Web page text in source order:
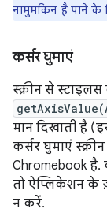
नामुमकिन है पाने के
कर्सर घुमाएं
स्क्रीन से
मान दिखाती है
कर्सर घुमाएं
Chromebook है.
तो ऐप्लिकेशन के
न करें.